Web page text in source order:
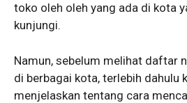
toko oleh oleh yang ada di kota
kunjungi.
Namun, sebelum melihat daftar
di berbagai kota, terlebih dahulu
menjelaskan tentang cara